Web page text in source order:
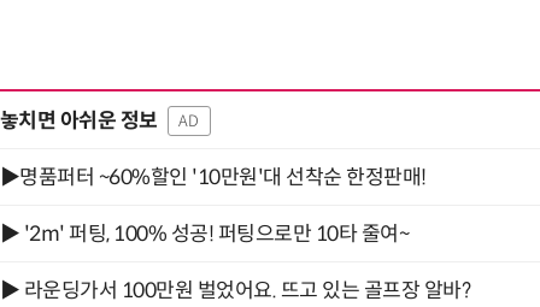
놓치면 아쉬운 정보 AD
▶명품퍼터 ~60%할인 '10만원'대 선착순 한정판매!
▶ '2m' 퍼팅, 100% 성공! 퍼팅으로만 10타 줄여~
▶ 라운딩가서 100만원 벌었어요. 뜨고 있는 골프장 알바?